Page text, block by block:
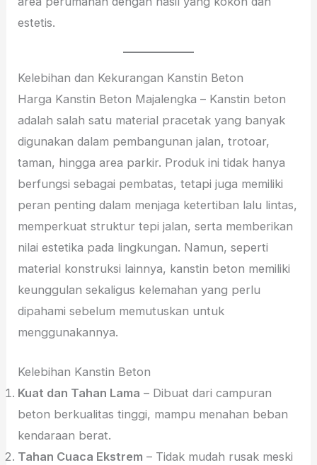
estetis.
Kelebihan dan Kekurangan Kanstin Beton
Harga Kanstin Beton Majalengka – Kanstin beton
adalah salah satu material pracetak yang banyak
digunakan dalam pembangunan jalan, trotoar,
taman, hingga area parkir. Produk ini tidak hanya
berfungsi sebagai pembatas, tetapi juga memiliki
peran penting dalam menjaga ketertiban lalu lintas,
memperkuat struktur tepi jalan, serta memberikan
nilai estetika pada lingkungan. Namun, seperti
material konstruksi lainnya, kanstin beton memiliki
keunggulan sekaligus kelemahan yang perlu
dipahami sebelum memutuskan untuk
menggunakannya.
Kelebihan Kanstin Beton
Kuat dan Tahan Lama – Dibuat dari campuran
beton berkualitas tinggi, mampu menahan beban
kendaraan berat.
Tahan Cuaca Ekstrem – Tidak mudah rusak meski